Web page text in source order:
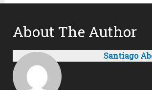
About The Author
Santiago